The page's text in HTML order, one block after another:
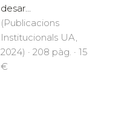
desar...
(Publicacions
Institucionals UA,
2024) · 208 pàg. · 15
€